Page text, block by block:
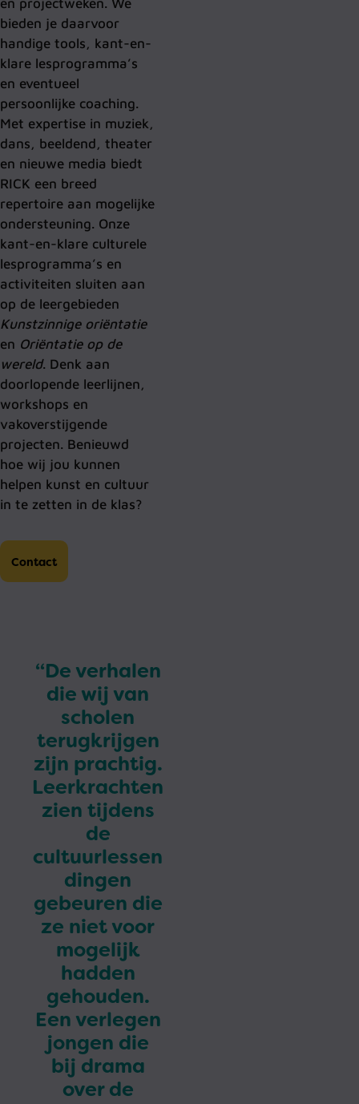
bieden je daarvoor
handige tools, kant-en-
klare lesprogramma’s
en eventueel
persoonlijke coaching.
Met expertise in muziek,
dans, beeldend, theater
en nieuwe media biedt
RICK een breed
repertoire aan mogelijke
ondersteuning. Onze
kant-en-klare culturele
lesprogramma’s en
activiteiten sluiten aan
op de leergebieden
Kunstzinnige oriëntatie
en Oriëntatie op de
wereld. Denk aan
doorlopende leerlijnen,
workshops en
vakoverstijgende
projecten. Benieuwd
hoe wij jou kunnen
helpen kunst en cultuur
in te zetten in de klas?
Contact
“De verhalen
die wij van
scholen
terugkrijgen
zijn prachtig.
Leerkrachten
zien tijdens
de
cultuurlessen
dingen
gebeuren die
ze niet voor
mogelijk
hadden
gehouden.
Een verlegen
jongen die
bij drama
over de